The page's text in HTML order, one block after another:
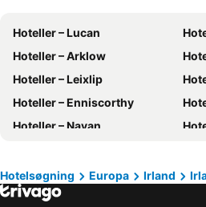
Hoteller – Fyn
Hoteller – Sønderjylland
Hoteller – Harzen
Hoteller – Slesvig-Holsten
Hoteller – Nordtyskland
Hoteller – Gran Canaria
Hoteller – Comosøen
Hoteller – Lucan
Hoteller – Arklow
Hoteller – Leixlip
Hoteller – Enniscorthy
Hoteller – Navan
Hoteller – Maynooth
Hoteller – Drogheda
Hotelsøgning Europa Irland